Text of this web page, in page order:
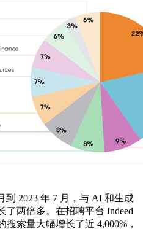
2023 年 7 月，与 AI 和生成
两倍多。在招聘平台 Indeed
搜索量大幅增长了近 4,000%，